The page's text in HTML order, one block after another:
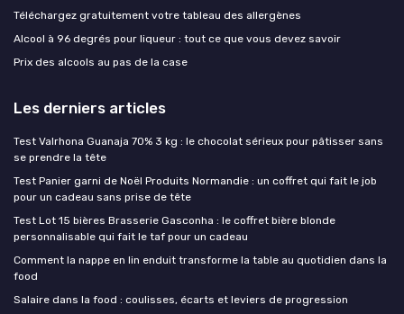
Téléchargez gratuitement votre tableau des allergènes
Alcool à 96 degrés pour liqueur : tout ce que vous devez savoir
Prix des alcools au pas de la case
Les derniers articles
Test Valrhona Guanaja 70% 3 kg : le chocolat sérieux pour pâtisser sans
se prendre la tête
Test Panier garni de Noël Produits Normandie : un coffret qui fait le job
pour un cadeau sans prise de tête
Test Lot 15 bières Brasserie Gasconha : le coffret bière blonde
personnalisable qui fait le taf pour un cadeau
Comment la nappe en lin enduit transforme la table au quotidien dans la
food
Salaire dans la food : coulisses, écarts et leviers de progression